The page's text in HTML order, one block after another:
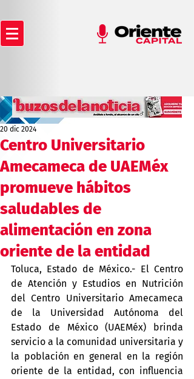
Centro Universitario
Amecameca de UAEMéx
promueve hábitos
saludables de
alimentación en zona
oriente de la entidad
20 dic 2024
Toluca, Estado de México.- El Centro
de Atención y Estudios en Nutrición
del Centro Universitario Amecameca
de la Universidad Autónoma del
Estado de México (UAEMéx) brinda
servicio a la comunidad universitaria y
la población en general en la región
oriente de la entidad, con influencia